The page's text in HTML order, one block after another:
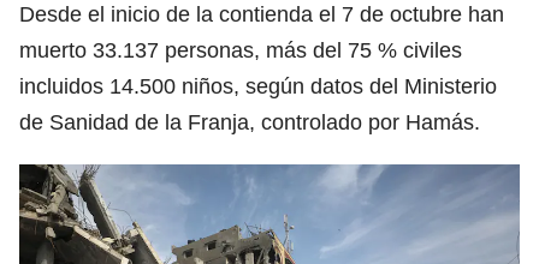
Desde el inicio de la contienda el 7 de octubre han
muerto 33.137 personas, más del 75 % civiles
incluidos 14.500 niños, según datos del Ministerio
de Sanidad de la Franja, controlado por Hamás.